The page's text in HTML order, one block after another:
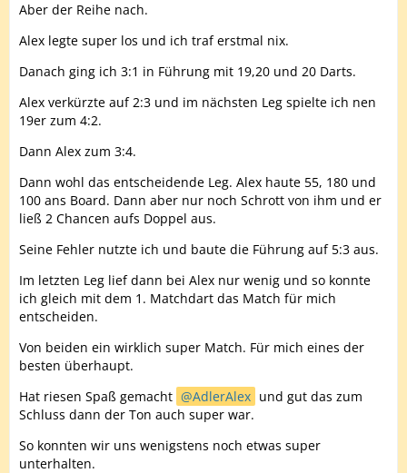
Aber der Reihe nach.
Alex legte super los und ich traf erstmal nix.
Danach ging ich 3:1 in Führung mit 19,20 und 20 Darts.
Alex verkürzte auf 2:3 und im nächsten Leg spielte ich nen
19er zum 4:2.
Dann Alex zum 3:4.
Dann wohl das entscheidende Leg. Alex haute 55, 180 und
100 ans Board. Dann aber nur noch Schrott von ihm und er
ließ 2 Chancen aufs Doppel aus.
Seine Fehler nutzte ich und baute die Führung auf 5:3 aus.
Im letzten Leg lief dann bei Alex nur wenig und so konnte
ich gleich mit dem 1. Matchdart das Match für mich
entscheiden.
Von beiden ein wirklich super Match. Für mich eines der
besten überhaupt.
Hat riesen Spaß gemacht
AdlerAlex und gut das zum
Schluss dann der Ton auch super war.
So konnten wir uns wenigstens noch etwas super
unterhalten.